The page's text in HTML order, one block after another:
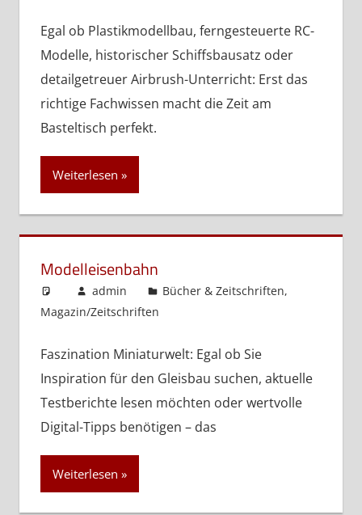
Egal ob Plastikmodellbau, ferngesteuerte RC-
Modelle, historischer Schiffsbausatz oder
detailgetreuer Airbrush-Unterricht: Erst das
richtige Fachwissen macht die Zeit am
Basteltisch perfekt.
Weiterlesen
Modelleisenbahn
admin Bücher & Zeitschriften,
Magazin/Zeitschriften
Faszination Miniaturwelt: Egal ob Sie
Inspiration für den Gleisbau suchen, aktuelle
Testberichte lesen möchten oder wertvolle
Digital-Tipps benötigen – das
Weiterlesen